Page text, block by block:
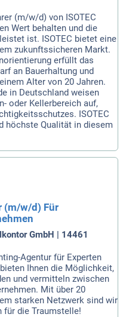
(m/w/d) von ISOTEC
Wert behalten und die
ist. ISOTEC bietet eine
zukunftssicheren Markt.
erfüllt das
an Bauerhaltung und
Alter von 20 Jahren.
in Deutschland weisen
oder Kellerbereich auf,
ISOTEC
höchste Qualität in diesem
(m/w/d) Für
GmbH | 14461
Agentur für Experten
Ihnen die Möglichkeit,
und vermitteln zwischen
Mit über 20
starken Netzwerk sind wir
für die Traumstelle!